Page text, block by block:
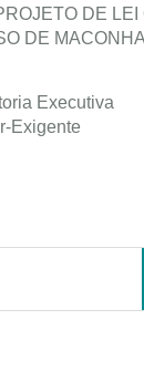
DE LEI
DE
Executiva
Exigente